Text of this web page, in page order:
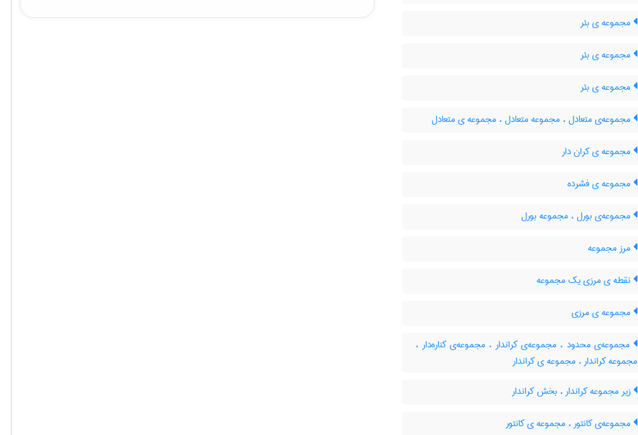
مجموعه ی بئر
مجموعه ی بئر
مجموعه ی بئر
مجموعه‌ی متعادل ، مجموعه متعادل ، مجموعه ی متعادل
مجموعه ی کران دار
مجموعه ی فشرده
مجموعه‌ی بورل ، مجموعه بورل
مرز مجموعه
نقطه ی مرزی یک مجموعه
مجموعه ی مرزی
مجموعه‌ی محدود ، مجموعه‌ی کراندار ، مجموعه‌ی کناره‌دار ،
مجموعه کراندار ، مجموعه ی کراندار
زیر مجموعه کراندار ، بخش کراندار
مجموعه‌ی کانتور ، مجموعه ی کانتور